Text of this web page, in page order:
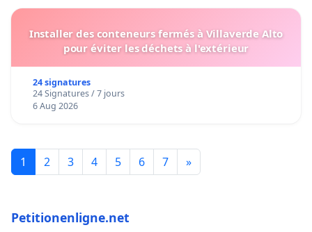
Installer des conteneurs fermés à Villaverde Alto
pour éviter les déchets à l'extérieur
24 signatures
24 Signatures / 7 jours
6 Aug 2026
1 2 3 4 5 6 7 »
Petitionenligne.net